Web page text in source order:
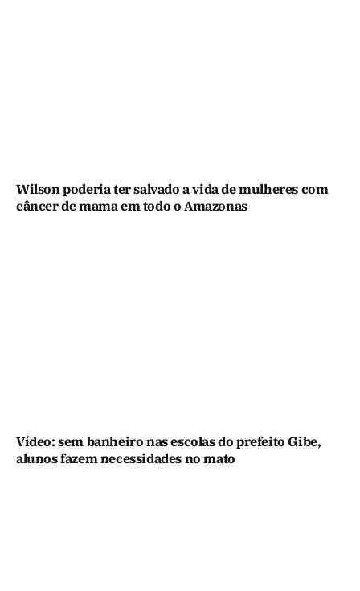
Wilson poderia ter salvado a vida de mulheres com
câncer de mama em todo o Amazonas
Vídeo: sem banheiro nas escolas do prefeito Gibe,
alunos fazem necessidades no mato